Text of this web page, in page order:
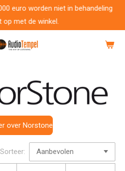
euro worden niet in behandeling
op met de winkel.
over Norstone
Sorteer: